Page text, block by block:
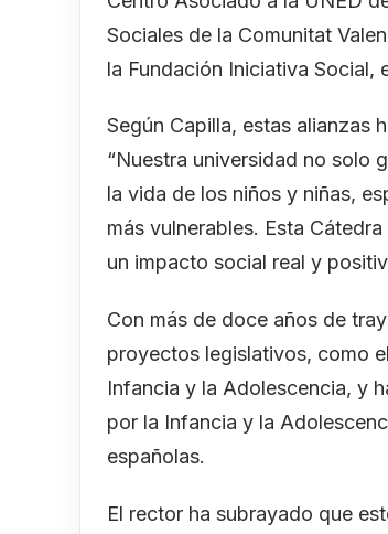
Sociales de la Comunitat
la Fundación Iniciativa Social,
Según Capilla, estas alianzas
“Nuestra universidad no solo
la vida de los niños y niñas,
más vulnerables. Esta
un impacto social real y
Con más de doce años de
proyectos legislativos, como
Infancia y la Adolescencia, y
por la Infancia y la
españolas.
El rector ha subrayado que